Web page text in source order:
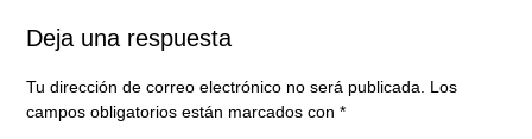
Deja una respuesta
Tu dirección de correo electrónico no será publicada.
Los
campos obligatorios están marcados con *